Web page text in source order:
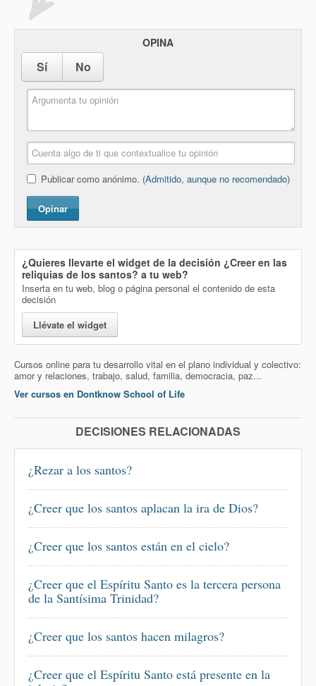
OPINA
Sí No
Publicar como anónimo. (Admitido, aunque no recomendado)
Opinar
¿Quieres llevarte el widget de la decisión ¿Creer en las
reliquias de los santos? a tu web?
Inserta en tu web, blog o página personal el contenido de esta
decisión
Llévate el widget
Cursos online para tu desarrollo vital en el plano individual y colectivo:
amor y relaciones, trabajo, salud, familia, democracia, paz...
Ver cursos en Dontknow School of Life
DECISIONES RELACIONADAS
¿Rezar a los santos?
¿Creer que los santos aplacan la ira de Dios?
¿Creer que los santos están en el cielo?
¿Creer que el Espíritu Santo es la tercera persona
de la Santísima Trinidad?
¿Creer que los santos hacen milagros?
¿Creer que el Espíritu Santo está presente en la